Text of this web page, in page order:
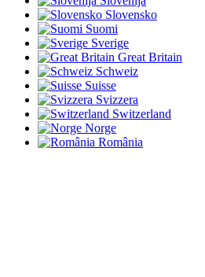
Slovensko
Suomi
Sverige
Great Britain
Schweiz
Suisse
Svizzera
Switzerland
Norge
România